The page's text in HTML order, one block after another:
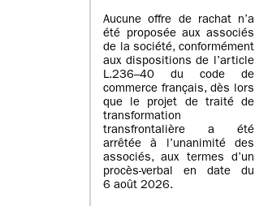
Aucune offre de rachat n’a
été proposée aux associés
de la société, conformément
aux dispositions de l’article
L.236–40 du code de
commerce français, dès lors
que le projet de traité de
transformation
transfrontalière a été
arrêtée à l’unanimité des
associés, aux termes d’un
procès-verbal en date du
6 août 2026.